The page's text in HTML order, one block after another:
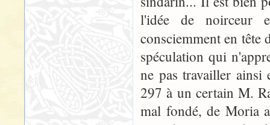
l'idée de noirceur
consciemment en
spéculation qui
ne pas travailler ainsi
297 à un certain M.
mal fondé, de Moria